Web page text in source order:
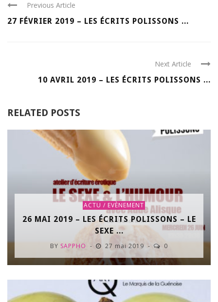
Previous Article
27 FÉVRIER 2019 – LES ÉCRITS POLISSONS ...
Next Article
10 AVRIL 2019 – LES ÉCRITS POLISSONS ...
RELATED POSTS
ACTU / EVÈNEMENT
26 MAI 2019 – LES ÉCRITS POLISSONS – LE
SEXE ...
BY SAPPHO 27 mai 2019 0